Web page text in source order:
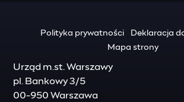
Polityka prywatności
Deklaracja
Mapa strony
Urząd m.st. Warszawy
pl. Bankowy 3/5
00-950 Warszawa